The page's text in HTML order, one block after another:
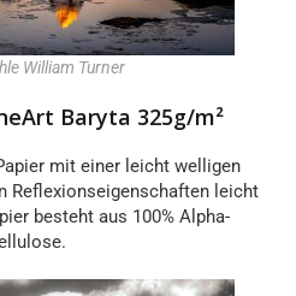
William Turner
Baryta 325g/m²
mit einer leicht welligen
Reflexionseigenschaften leicht
besteht aus 100% Alpha-